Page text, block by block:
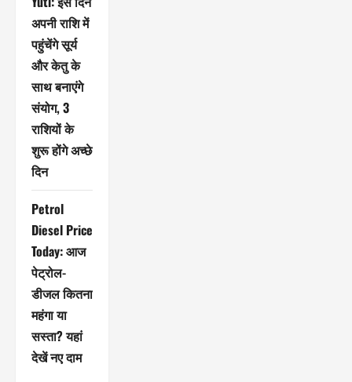
अपनी राशि में
पहुंचेंगे सूर्य
और केतु के
साथ बनाएंगे
संयोग, 3
राशियों के
शुरू होंगे अच्छे
दिन
Petrol
Diesel Price
Today: आज
पेट्रोल-
डीजल कितना
महंगा या
सस्ता? यहां
देखें नए दाम